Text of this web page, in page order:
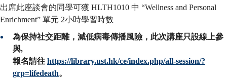
出席此座談會的同學可獲 HLTH1010 中 “Wellness and Personal
Enrichment” 單元 2小時學習時數
為保持社交距離，減低病毒傳播風險，此次講座只設線上參
與,
報名請往 https://library.ust.hk/ce/index.php/all-session/?
grp=lifedeath。